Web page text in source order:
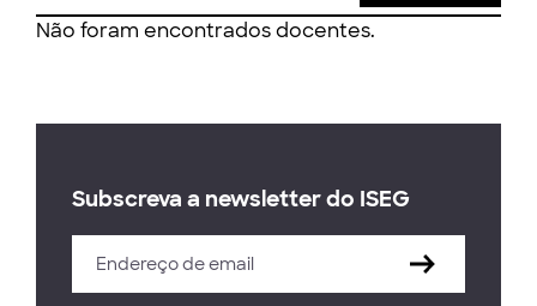
Não foram encontrados docentes.
Subscreva a newsletter do ISEG